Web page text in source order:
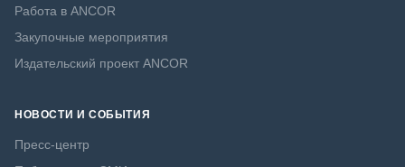
Работа в ANCOR
Закупочные мероприятия
Издательский проект ANCOR
НОВОСТИ И СОБЫТИЯ
Пресс-центр